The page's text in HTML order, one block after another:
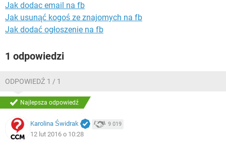
Jak dodac email na fb
Jak usunąć kogoś ze znajomych na fb
Jak dodać ogłoszenie na fb
1 odpowiedzi
ODPOWIEDŹ 1 / 1
Najlepsza odpowiedź
Karolina Świdrak 9 019
12 lut 2016 o 10:28